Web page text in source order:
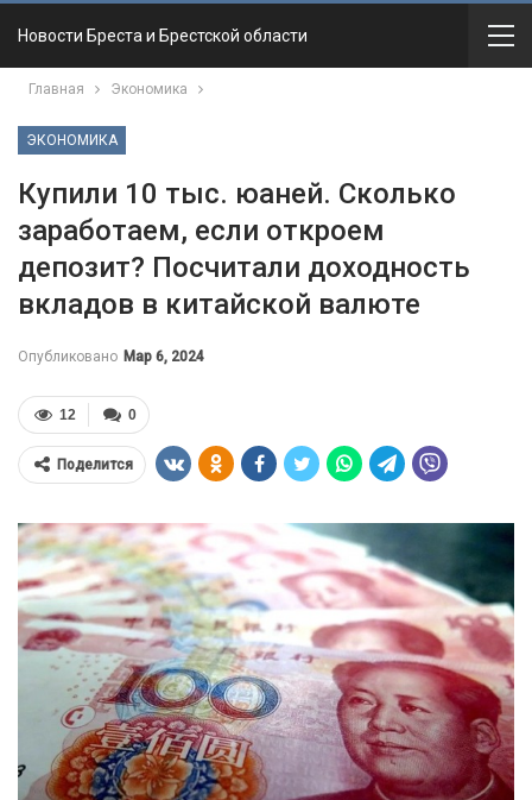
Новости Бреста и Брестской области
Главная Экономика
ЭКОНОМИКА
Купили 10 тыс. юаней. Сколько
заработаем, если откроем
депозит? Посчитали доходность
вкладов в китайской валюте
Опубликовано Мар 6, 2024
0
12
Поделится